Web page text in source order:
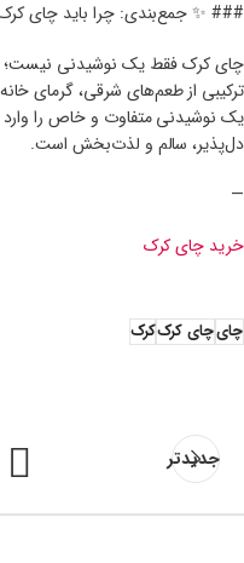
### ✨ جمع‌بندی: چرا باید چای
چای کرک فقط یک نوشیدنی نیست؛
ترکیبی از طعم‌های شرقی، گرمای
یک نوشیدنی متفاوت و خاص را وارد
دل‌پذیر، سالم و لذت‌بخش است.
—
خرید چای کرک
چایچای کرککرک
جدیدتر